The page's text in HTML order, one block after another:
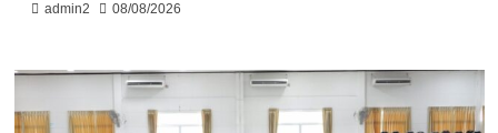
admin2 08/08/2026